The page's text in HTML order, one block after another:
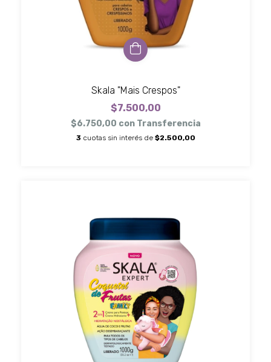
Skala "Mais Crespos"
$7.500,00
$6.750,00 con Transferencia
3 cuotas sin interés de $2.500,00